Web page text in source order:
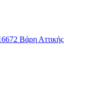
Βάρη Αττικής